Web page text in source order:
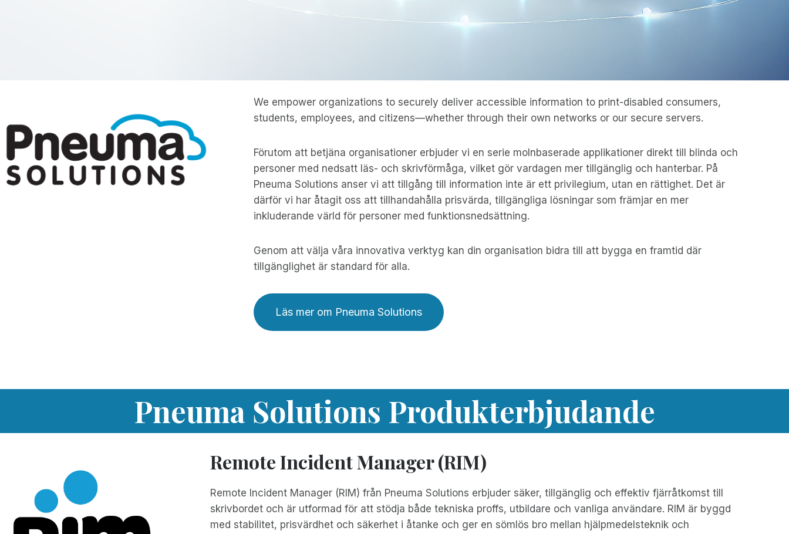
We empower organizations to securely deliver accessible information to print-disabled consumers,
students, employees, and citizens—whether through their own networks or our secure servers.
Förutom att betjäna organisationer erbjuder vi en serie molnbaserade applikationer direkt till blinda och
personer med nedsatt läs- och skrivförmåga, vilket gör vardagen mer tillgänglig och hanterbar. På
Pneuma Solutions anser vi att tillgång till information inte är ett privilegium, utan en rättighet. Det är
därför vi har åtagit oss att tillhandahålla prisvärda, tillgängliga lösningar som främjar en mer
inkluderande värld för personer med funktionsnedsättning.
Genom att välja våra innovativa verktyg kan din organisation bidra till att bygga en framtid där
tillgänglighet är standard för alla.
Läs mer om Pneuma Solutions
Pneuma Solutions Produkterbjudande
Remote Incident Manager (RIM)
Remote Incident Manager (RIM) från Pneuma Solutions erbjuder säker, tillgänglig och effektiv fjärråtkomst till
skrivbordet och är utformad för att stödja både tekniska proffs, utbildare och vanliga användare. RIM är byggd
med stabilitet, prisvärdhet och säkerhet i åtanke och ger en sömlös bro mellan hjälpmedelsteknik och